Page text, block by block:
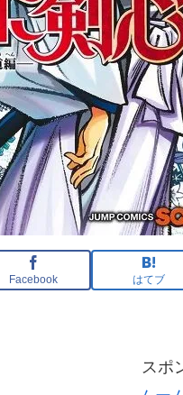
Facebook はてブ
スポ